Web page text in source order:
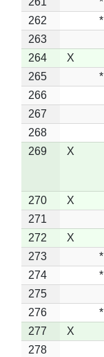
262
*
263
264
X
265
*
266
267
268
269
X
270 X
271
272
X
273
*
274
*
275
276
*
277
X
278